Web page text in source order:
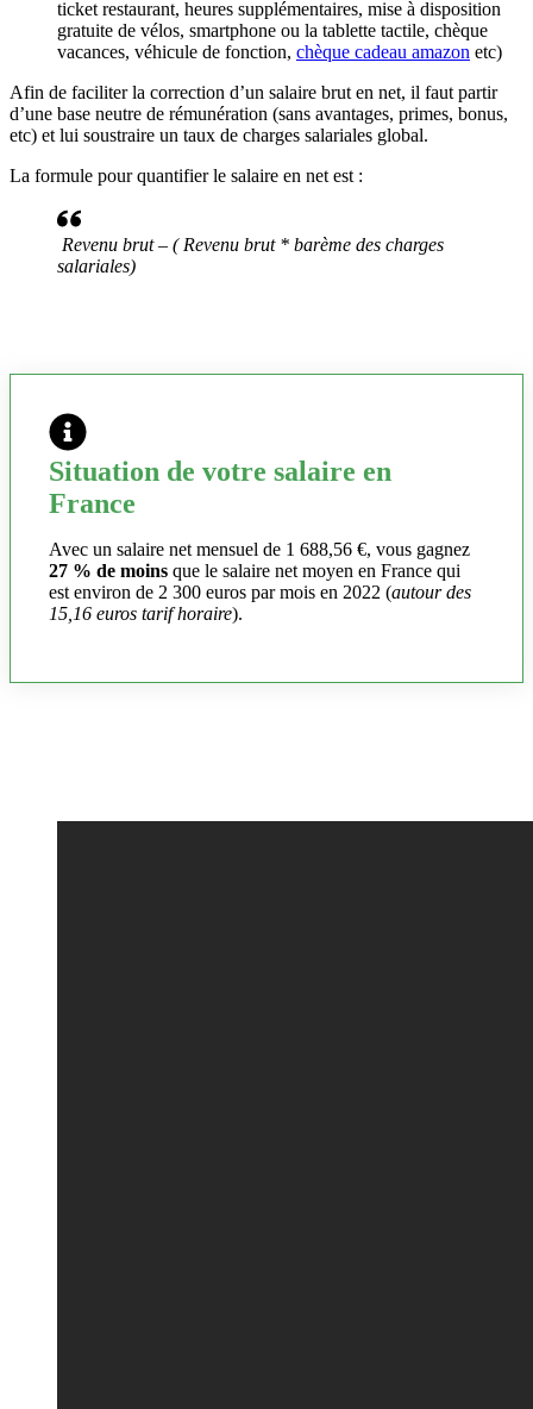
ticket restaurant, heures supplémentaires, mise à disposition
gratuite de vélos, smartphone ou la tablette tactile, chèque
vacances, véhicule de fonction, chèque cadeau amazon etc)
Afin de faciliter la correction d’un salaire brut en net, il faut partir
d’une base neutre de rémunération (sans avantages, primes, bonus,
etc) et lui soustraire un taux de charges salariales global.
La formule pour quantifier le salaire en net est :
Revenu brut – ( Revenu brut * barème des charges
salariales)
Situation de votre salaire en
France
Avec un salaire net mensuel de 1 688,56 €, vous gagnez
27 % de moins que le salaire net moyen en France qui
est environ de 2 300 euros par mois en 2022 (autour des
15,16 euros tarif horaire).